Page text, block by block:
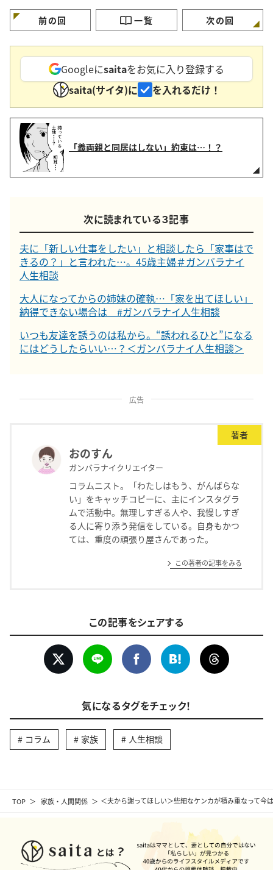
TOP 家族・人間関係 ＜夫から謝ってほしい＞些細なケンカが積み重なって
前の回 一覧 次の回
Googleにsaitaをお気に入り登録する
saita(サイタ)に
を入れるだけ！
「義両親と同居はしない」約束は…！？
次に読まれている３記事
夫に「新しい仕事をしたい」と相談したら「家事はで
きるの？」と言われた…。45歳主婦＃ガンバラナイ
人生相談
大人になってからの姉妹の確執…「家を出てほしい」
納得できない場合は #ガンバラナイ人生相談
いつも友達を誘うのは私から。“誘われるひと”になる
にはどうしたらいい…？＜ガンバラナイ人生相談＞
広告
著者
おのすん
ガンバラナイクリエイター
コラムニスト。「わたしはもう、がんばらな
い」をキャッチコピーに、主にインスタグラ
ムで活動中。無理しすぎる人や、我慢しすぎ
る人に寄り添う発信をしている。自身もかつ
ては、重度の頑張り屋さんであった。
この著者の記事をみる
この記事をシェアする
気になるタグをチェック！
コラム 家族 人生相談